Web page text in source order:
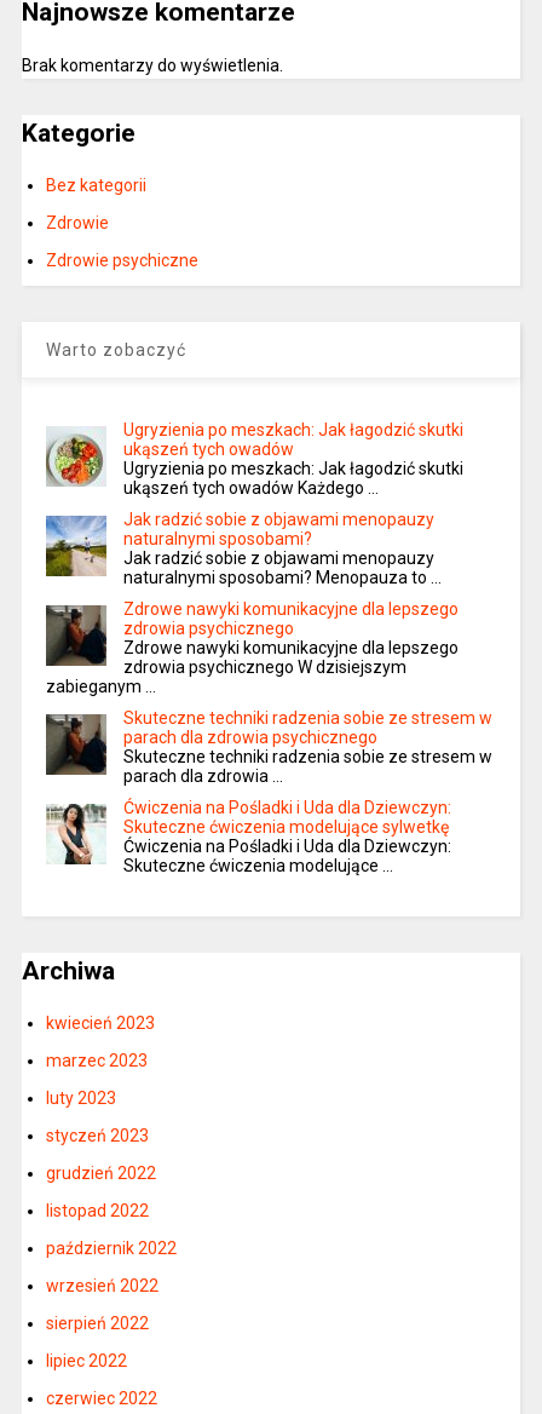
Najnowsze komentarze
Brak komentarzy do wyświetlenia.
Kategorie
Bez kategorii
Zdrowie
Zdrowie psychiczne
Warto zobaczyć
Ugryzienia po meszkach: Jak łagodzić skutki
ukąszeń tych owadów
Ugryzienia po meszkach: Jak łagodzić skutki
ukąszeń tych owadów Każdego …
Jak radzić sobie z objawami menopauzy
naturalnymi sposobami?
Jak radzić sobie z objawami menopauzy
naturalnymi sposobami? Menopauza to …
Zdrowe nawyki komunikacyjne dla lepszego
zdrowia psychicznego
Zdrowe nawyki komunikacyjne dla lepszego
zdrowia psychicznego W dzisiejszym
zabieganym …
Skuteczne techniki radzenia sobie ze stresem w
parach dla zdrowia psychicznego
Skuteczne techniki radzenia sobie ze stresem w
parach dla zdrowia …
Ćwiczenia na Pośladki i Uda dla Dziewczyn:
Skuteczne ćwiczenia modelujące sylwetkę
Ćwiczenia na Pośladki i Uda dla Dziewczyn:
Skuteczne ćwiczenia modelujące …
Archiwa
kwiecień 2023
marzec 2023
luty 2023
styczeń 2023
grudzień 2022
listopad 2022
październik 2022
wrzesień 2022
sierpień 2022
lipiec 2022
czerwiec 2022